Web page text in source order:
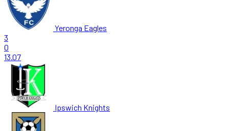
Yeronga Eagles
3
0
13.07
Ipswich Knights